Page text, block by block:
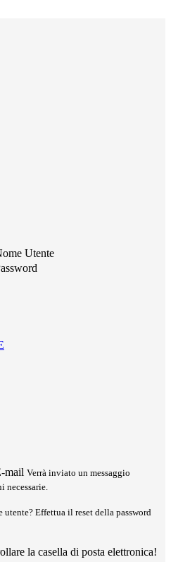
Utente
mail Verrà inviato un messaggio
necessarie.
utente? Effettua il reset della password
la casella di posta elettronica!